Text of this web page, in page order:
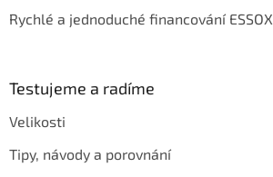
Rychlé a jednoduché financování ESSOX
Testujeme a radíme
Velikosti
Tipy, návody a porovnání